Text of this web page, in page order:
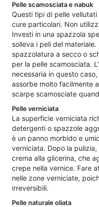
Pelle scamosciata e nabuk
Questi tipi di pelle
cure particolari. Non
Investi in una spazzola
solleva i peli del
spazzolatura a secco o
per la pelle scamosciata.
necessaria in questo
assorbe molto facilmente
scarpe scamosciate
Pelle verniciata
La superficie verniciata
detergenti o spazzole
è un panno morbido e
verniciata. Dopo la
crema alla glicerina, che
crepe nella vernice. Fare
nelle zone verniciate,
irreversibili.
Pelle naturale oliata